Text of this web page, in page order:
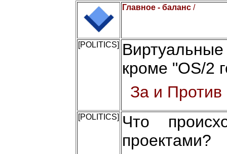
Главное - баланс /
[POLITICS]
кроме "OS/2
За и Против
[POLITICS] Что
проектами?